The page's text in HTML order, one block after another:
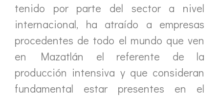
tenido por parte del sector a nivel
internacional, ha atraído a empresas
procedentes de todo el mundo que ven
en Mazatlán el referente de la
producción intensiva y que consideran
fundamental estar presentes en el